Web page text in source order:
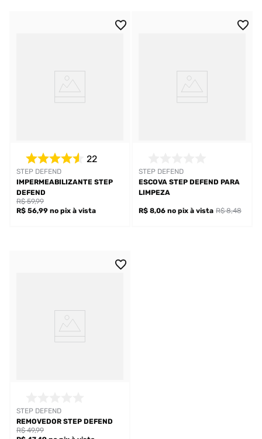
STEP DEFEND
22
IMPERMEABILIZANTE STEP
DEFEND
R$ 56,99 no pix à vista
R$ 59,99
STEP DEFEND
ESCOVA STEP DEFEND PARA
LIMPEZA
R$ 8,06 no pix à vista R$ 8,48
STEP DEFEND
REMOVEDOR STEP DEFEND
R$ 49,99